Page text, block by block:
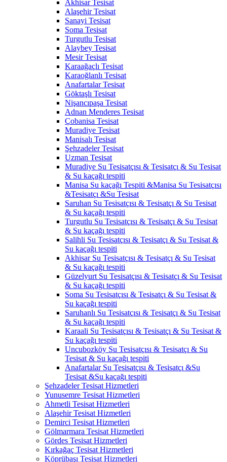
Akhisar Tesisat
Alaşehir Tesisat
Sanayi Tesisat
Soma Tesisat
Turgutlu Tesisat
Alaybey Tesisat
Mesir Tesisat
Karaağaçlı Tesisat
Karaoğlanlı Tesisat
Anafartalar Tesisat
Göktaşlı Tesisat
Nişancıpaşa Tesisat
Adnan Menderes Tesisat
Çobanisa Tesisat
Muradiye Tesisat
Manisalı Tesisat
Şehzadeler Tesisat
Uzman Tesisat
Muradiye Su Tesisatçısı & Tesisatçı & Su Tesisat
& Su kaçağı tespiti
Manisa Su kaçağı Tespiti &Manisa Su Tesisatçısı
&Tesisatçı &Su Tesisat
Saruhan Su Tesisatçısı & Tesisatçı & Su Tesisat
& Su kaçağı tespiti
Turgutlu Su Tesisatçısı & Tesisatçı & Su Tesisat
& Su kaçağı tespiti
Salihli Su Tesisatçısı & Tesisatçı & Su Tesisat &
Su kaçağı tespiti
Akhisar Su Tesisatçısı & Tesisatçı & Su Tesisat
& Su kaçağı tespiti
Güzelyurt Su Tesisatçısı & Tesisatçı & Su Tesisat
& Su kaçağı tespiti
Soma Su Tesisatçısı & Tesisatçı & Su Tesisat &
Su kaçağı tespiti
Saruhanlı Su Tesisatçısı & Tesisatçı & Su Tesisat
& Su kaçağı tespiti
Karaali Su Tesisatçısı & Tesisatçı & Su Tesisat &
Su kaçağı tespiti
Uncubozköy Su Tesisatçısı & Tesisatçı & Su
Tesisat & Su kaçağı tespiti
Anafartalar Su Tesisatçısı & Tesisatçı &Su
Tesisat &Su kaçağı tespiti
Şehzadeler Tesisat Hizmetleri
Yunusemre Tesisat Hizmetleri
Ahmetli Tesisat Hizmetleri
Alaşehir Tesisat Hizmetleri
Demirci Tesisat Hizmetleri
Gölmarmara Tesisat Hizmetleri
Gördes Tesisat Hizmetleri
Kırkağaç Tesisat Hizmetleri
Köprübaşı Tesisat Hizmetleri